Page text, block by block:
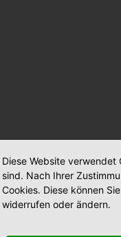
Diese Website
sind. Nach Ihrer
Cookies. Diese können
widerrufen oder ändern.